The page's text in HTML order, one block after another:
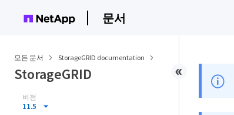
문서
모든 문서 StorageGRID documentation
StorageGRID
버전
11.5